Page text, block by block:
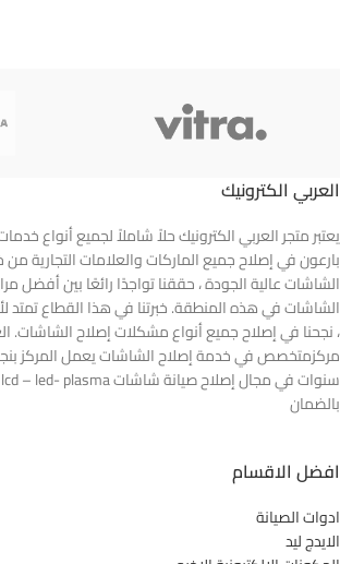
العربي الكترونيك
يعتبر متجر العربي الكترونيك حلاً شاملاً لجميع أنواع
بارعون في إصلاح جميع الماركات والعلامات التجارية
الشاشات عالية الجودة ، حققنا تواجدًا رائعًا بين أفضل
الشاشات في هذه المنطقة. خبرتنا في هذا القطاع
، نجحنا في إصلاح جميع أنواع مشكلات إصلاح الشاشات.
بالضمان
افضل الاقسام
ادوات الصيانة
الايدج ليد